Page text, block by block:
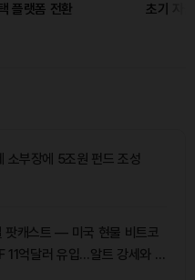
플랫폼 전환
초기 자
소부장에 5조원 펀드 조성
팟캐스트 — 미국 현물 비트코
11억달러 유입…알트 강세와 숏